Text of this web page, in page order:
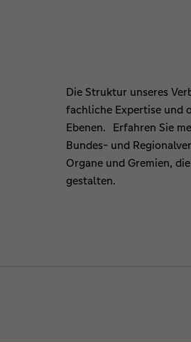
Die Struktur unseres
fachliche Expertise und
Ebenen. Erfahren Sie
Bundes- und
Organe und Gremien,
gestalten.